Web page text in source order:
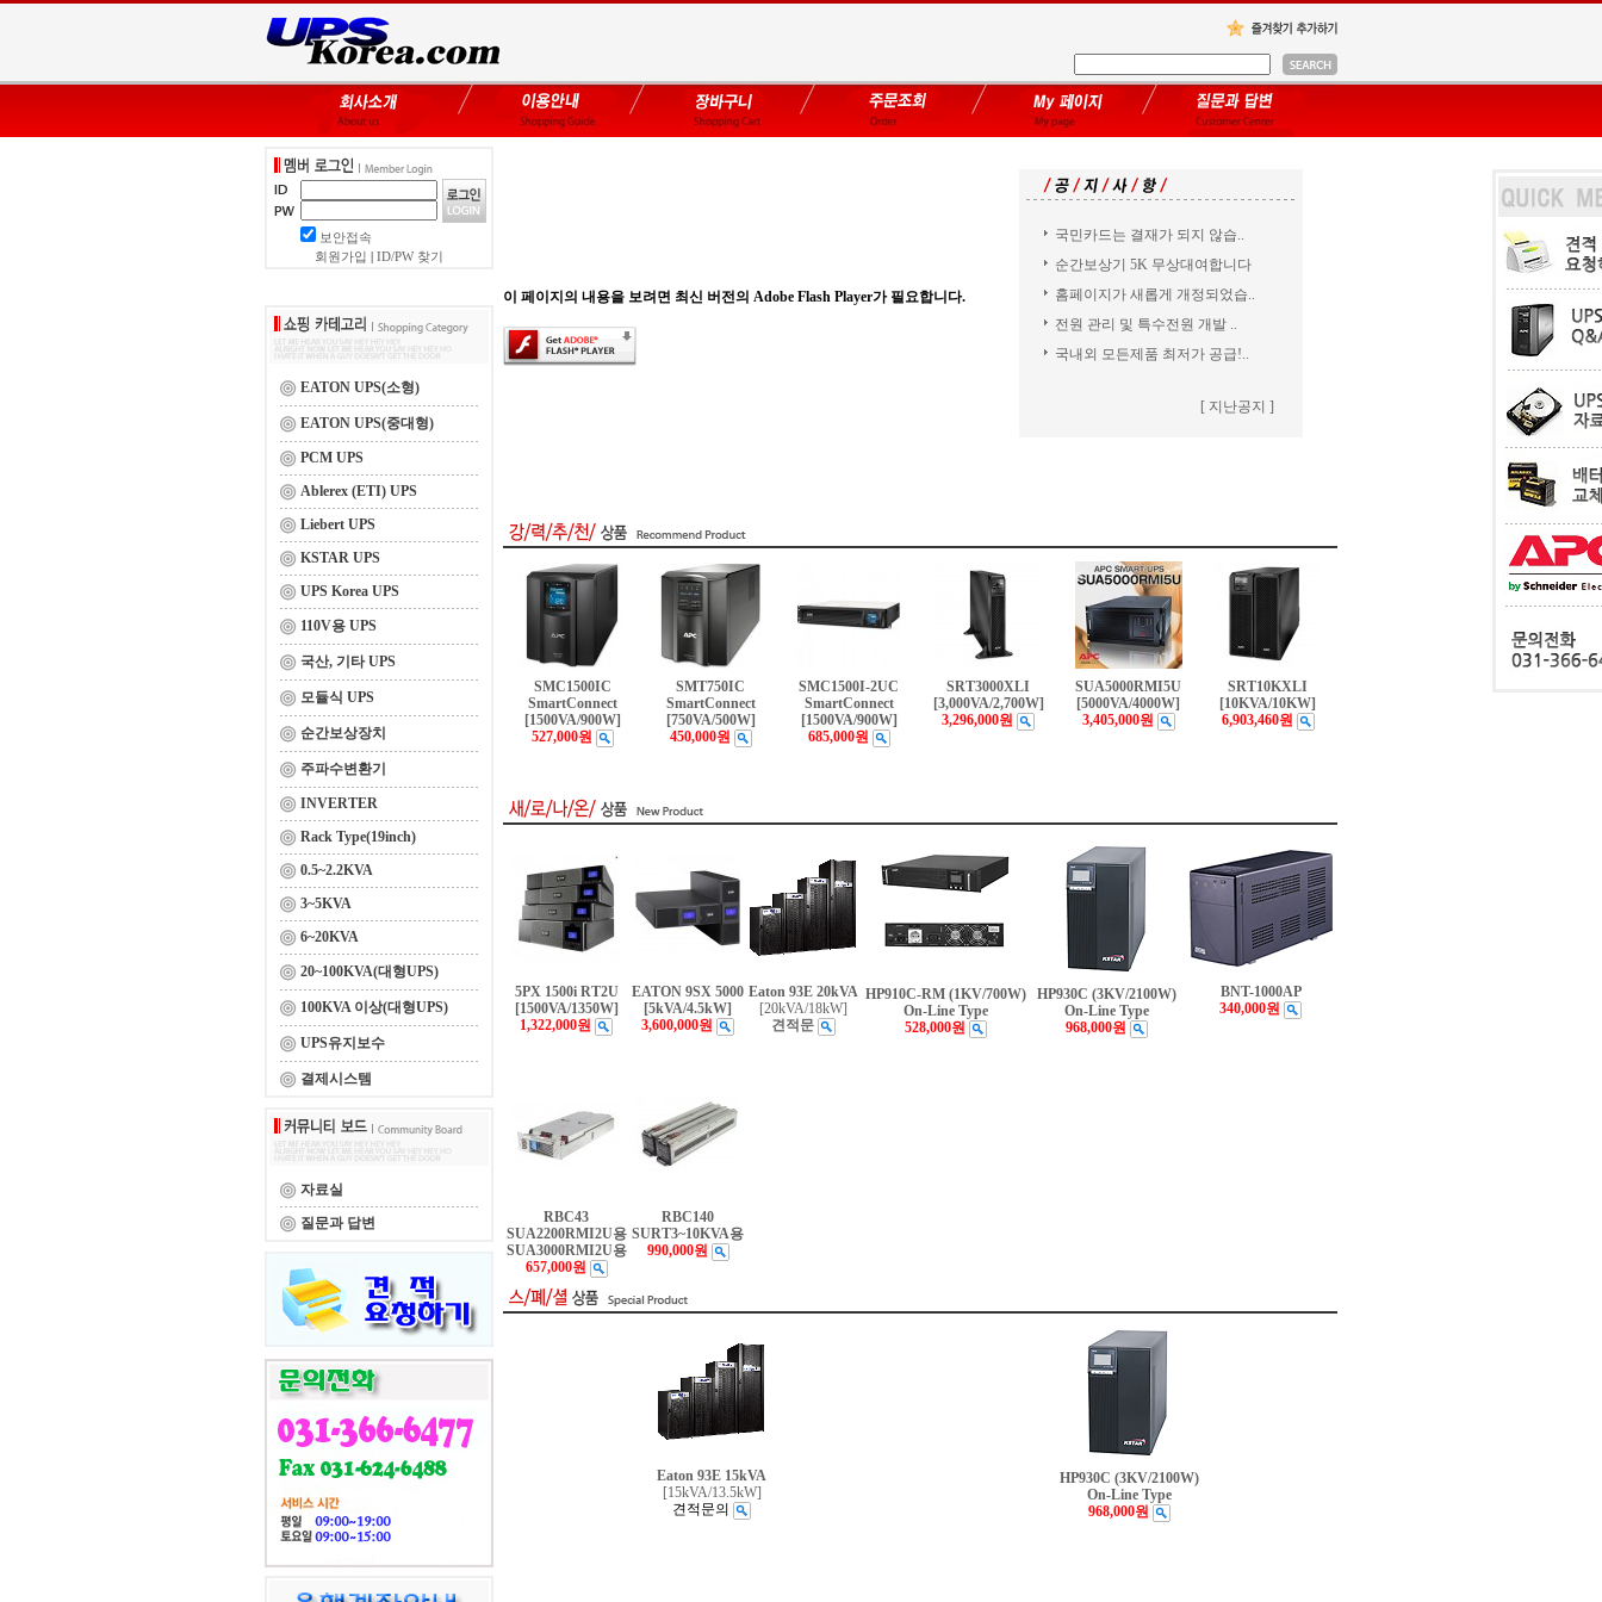
보안접속
회원가입
ID/PW 찾기
EATON UPS(소형)
EATON UPS(중대형)
PCM UPS
Ablerex (ETI) UPS
Liebert UPS
KSTAR UPS
UPS Korea UPS
110V용 UPS
국산, 기타 UPS
모듈식 UPS
순간보상장치
주파수변환기
INVERTER
Rack Type(19inch)
0.5~2.2KVA
3~5KVA
6~20KVA
20~100KVA(대형UPS)
100KVA 이상(대형UPS)
UPS유지보수
결제시스템
자료실
질문과 답변
이 페이지의 내용을 보려면 최신 버전의 Adobe Flash Player가 필요합니다.
국민카드는 결재가 되지 않습..
순간보상기 5K 무상대여합니다
홈페이지가 새롭게 개정되었습..
전원 관리 및 특수전원 개발 ..
국내외 모든제품 최저가 공급!..
[ 지난공지 ]
SMC1500IC
SmartConnect
[1500VA/900W]
527,000원
SMT750IC
SmartConnect
[750VA/500W]
450,000원
SMC1500I-2UC
SmartConnect
[1500VA/900W]
685,000원
SRT3000XLI
[3,000VA/2,700W]
3,296,000원
SUA5000RMI5U
[5000VA/4000W]
3,405,000원
SRT10KXLI
[10KVA/10KW]
6,903,460원
5PX 1500i RT2U
[1500VA/1350W]
1,322,000원
EATON 9SX 5000
[5kVA/4.5kW]
3,600,000원
Eaton 93E 20kVA
[20kVA/18kW]
견적문
HP910C-RM (1KV/700W)
On-Line Type
528,000원
HP930C (3KV/2100W)
On-Line Type
968,000원
BNT-1000AP
340,000원
RBC43
SUA2200RMI2U용
SUA3000RMI2U용
657,000원
RBC140
SURT3~10KVA용
990,000원
Eaton 93E 15kVA
[15kVA/13.5kW]
견적문의
HP930C (3KV/2100W)
On-Line Type
968,000원